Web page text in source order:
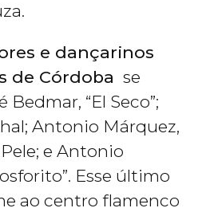
e dançarinos
de Córdoba se
Bedmar, “El Seco”;
Antonio Márquez,
Pele; e Antonio
Esse último
ao centro flamenco